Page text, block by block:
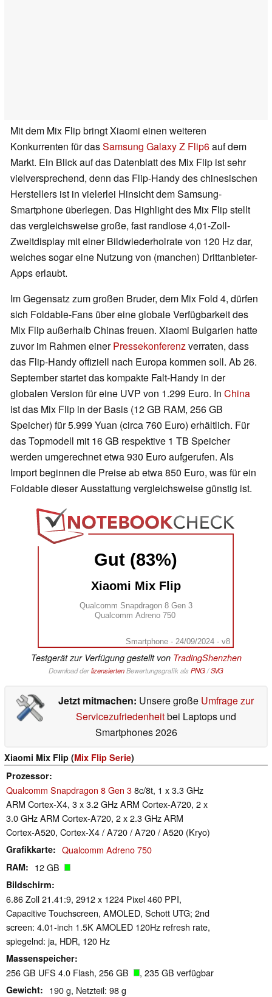
Mit dem Mix Flip bringt Xiaomi einen weiteren
Konkurrenten für dasSamsung Galaxy Z Flip6auf dem
Markt. Ein Blick auf das Datenblatt des Mix Flip ist sehr
vielversprechend, denn das Flip-Handy des chinesischen
Herstellers ist in vielerlei Hinsicht dem Samsung-
Smartphone überlegen. Das Highlight des Mix Flip stellt
das vergleichsweise große, fast randlose 4,01-Zoll-
Zweitdisplay mit einer Bildwiederholrate von 120 Hz dar,
welches sogar eine Nutzung von (manchen) Drittanbieter-
Apps erlaubt.
Im Gegensatz zum großen Bruder, dem Mix Fold 4, dürfen
sich Foldable-Fans über eine globale Verfügbarkeit des
Mix Flip außerhalb Chinas freuen. Xiaomi Bulgarien hatte
zuvor im Rahmen einerPressekonferenzverraten, dass
das Flip-Handy offiziell nach Europa kommen soll. Ab 26.
September startet das kompakte Falt-Handy in der
globalen Version für eine UVP von 1.299 Euro. In China
ist das Mix Flip in der Basis (12 GB RAM, 256 GB
Speicher) für 5.999 Yuan (circa 760 Euro) erhältlich. Für
das Topmodell mit 16 GB respektive 1 TB Speicher
werden umgerechnet etwa 930 Euro aufgerufen. Als
Import beginnen die Preise ab etwa 850 Euro, was für ein
Foldable dieser Ausstattung vergleichsweise günstig ist.
Gut (83%)
Xiaomi Mix Flip
Qualcomm Snapdragon 8 Gen 3
Qualcomm Adreno 750
Smartphone - 24/09/2024 - v8
Testgerät zur Verfügung gestellt von TradingShenzhen
Download derlizensiertenBewertungsgrafik als PNG/SVG
Jetzt mitmachen: Unsere große Umfrage zur
Servicezufriedenheitbei Laptops und
Smartphones 2026
Xiaomi Mix Flip (Mix Flip Serie)
Prozessor
Qualcomm Snapdragon 8 Gen 38c/8t, 1 x 3.3 GHz
ARM Cortex-X4, 3 x 3.2 GHz ARM Cortex-A720, 2 x
3.0 GHz ARM Cortex-A720, 2 x 2.3 GHz ARM
Cortex-A520, Cortex-X4 / A720 / A720 / A520 (Kryo)
Grafikkarte Qualcomm Adreno 750
RAM 12 GB
Bildschirm
6.86 Zoll 21.41:9, 2912 x 1224 Pixel 460 PPI,
Capacitive Touchscreen, AMOLED, Schott UTG; 2nd
screen: 4.01-inch 1.5K AMOLED 120Hz refresh rate,
spiegelnd: ja, HDR, 120 Hz
Massenspeicher
256 GB UFS 4.0 Flash, 256 GB , 235 GB verfügbar
Gewicht 190 g, Netzteil: 98 g